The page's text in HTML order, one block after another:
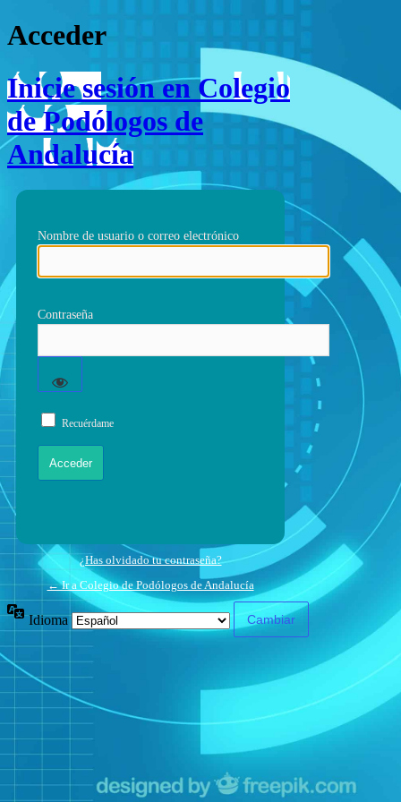
Acceder
Inicie sesión en Colegio
de Podólogos de
Andalucía
Nombre de usuario o correo electrónico
Contraseña
Recuérdame
¿Has olvidado tu contraseña?
← Ir a Colegio de Podólogos de Andalucía
Idioma